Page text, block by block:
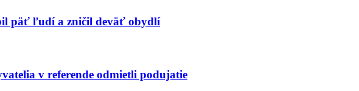
päť ľudí a zničil deväť obydlí
v referende odmietli podujatie